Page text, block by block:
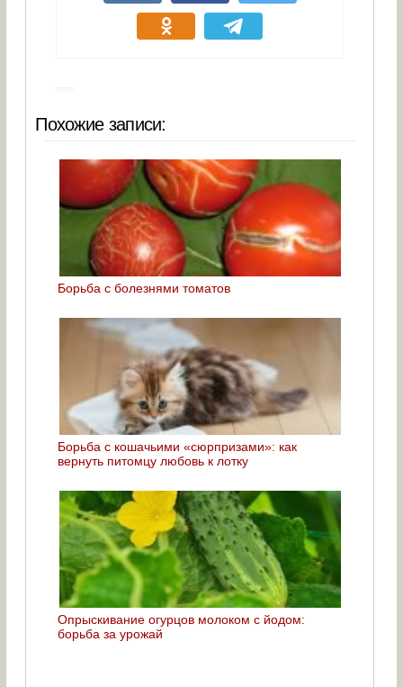
Похожие записи:
Борьба с болезнями томатов
Борьба с кошачьими «сюрпризами»: как
вернуть питомцу любовь к лотку
Опрыскивание огурцов молоком с йодом:
борьба за урожай